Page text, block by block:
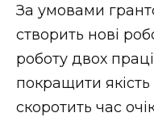
За умовами
створить нові
роботу двох
покращити якість
скоротить час